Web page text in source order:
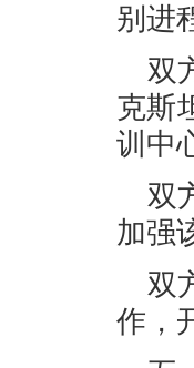
别进
双
克斯
训中
双
加强
双
作，